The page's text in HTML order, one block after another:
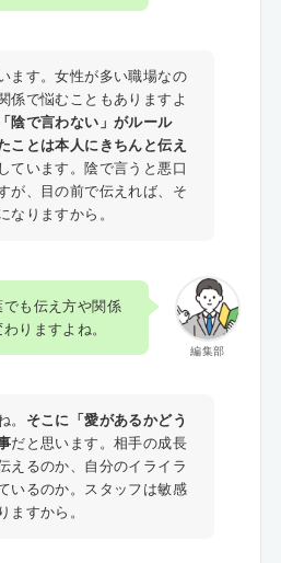
ます。女性が多い職場なの
係で悩むこともありますよ
「陰で言わない」がルール
ことは本人にきちんと伝え
ています。陰で言うと悪口
が、目の前で伝えれば、そ
なりますから。
編集部
も伝え方や関係
りますよね。
。 そこに「愛があるかどう
だと思います。相手の成長
えるのか、自分のイライラ
いるのか。スタッフは敏感
ますから。